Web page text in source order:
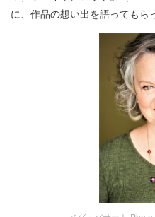
に、作品の想い出を語ってもら